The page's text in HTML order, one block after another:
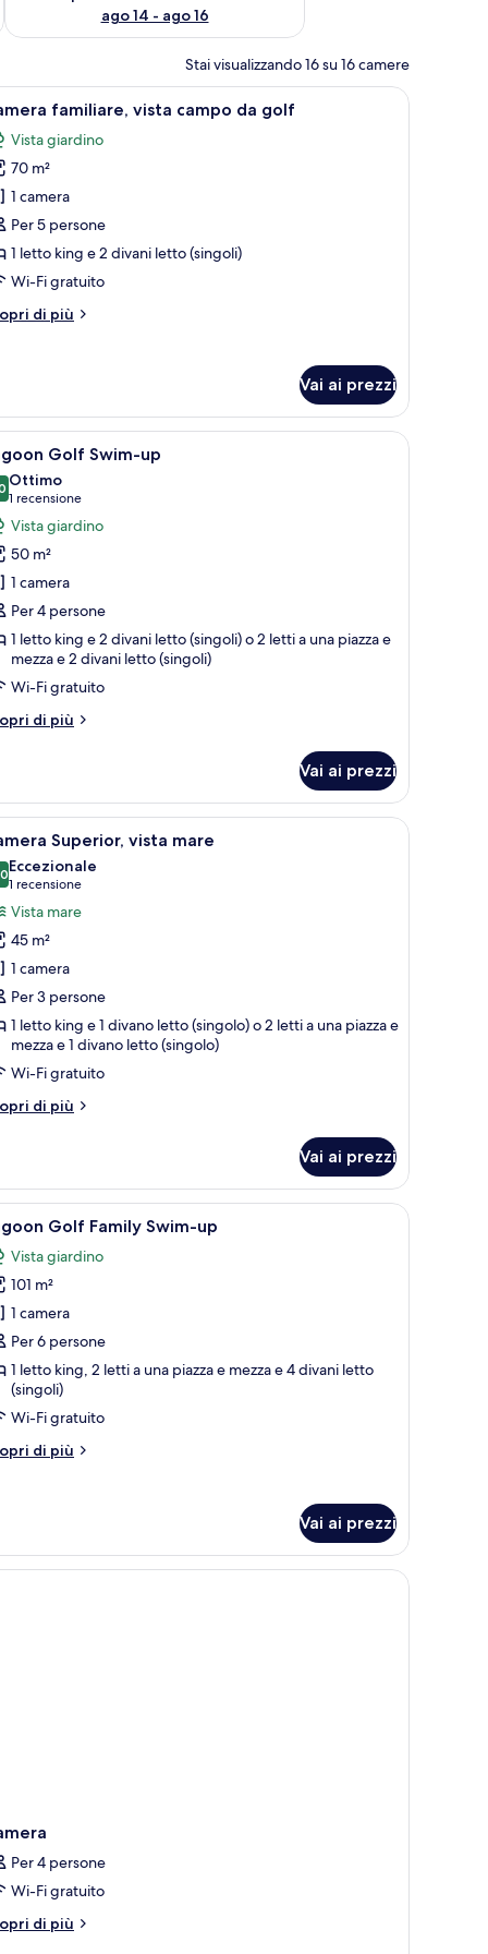
ago 14 - ago 16
Stai visualizzando 16 su 16 camere
e un lago. Una moderna camera d'albergo con
7 familiare, vista campo da golf
Vista giardino
70 m²
1 camera
Per 5 persone
1 letto king e 2 divani letto (singoli)
Wi-Fi gratuito
di più
Vai ai prezzi
da caffè e televisore. Una scala conduce a un livello superiore.
Camera d'albergo moderna con un letto
5 Golf Swim-up
su 10
Ottimo
1 recensione
(1
recensione)
Vista giardino
50 m²
1 camera
Per 4 persone
1 letto king e 2 divani letto (singoli) o 2 letti a una piazza e
mezza e 2 divani letto (singoli)
Wi-Fi gratuito
di più
Vai ai prezzi
letti, una grande finestra e vista sull'esterno.Un balcone con vista su un campo da golf e
5 Superior, vista mare
su 10
Eccezionale
1 recensione
(1
recensione)
Vista mare
45 m²
1 camera
Per 3 persone
1 letto king e 1 divano letto (singolo) o 2 letti a una piazza e
mezza e 1 divano letto (singolo)
Wi-Fi gratuito
di più
Vai ai prezzi
salotto e vista su un paesaggio verde.Una piscina rettangolare con acqua
5 Golf Family Swim-up
Vista giardino
101 m²
1 camera
Per 6 persone
1 letto king, 2 letti a una piazza e mezza e 4 divani letto
(singoli)
Wi-Fi gratuito
di più
Vai ai prezzi
Per 4 persone
Wi-Fi gratuito
di più